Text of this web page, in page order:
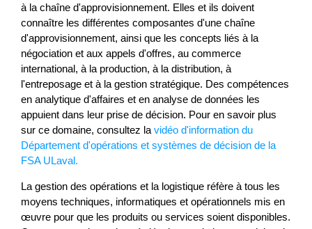
à la chaîne d'approvisionnement. Elles et ils doivent
connaître les différentes composantes d'une chaîne
d'approvisionnement, ainsi que les concepts liés à la
négociation et aux appels d'offres, au commerce
international, à la production, à la distribution, à
l'entreposage et à la gestion stratégique. Des compétences
en analytique d'affaires et en analyse de données les
appuient dans leur prise de décision. Pour en savoir plus
sur ce domaine, consultez la vidéo d'information du
Département d'opérations et systèmes de décision de la
FSA ULaval.
La gestion des opérations et la logistique réfère à tous les
moyens techniques, informatiques et opérationnels mis en
œuvre pour que les produits ou services soient disponibles.